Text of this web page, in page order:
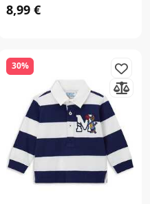
8,99 €
30%